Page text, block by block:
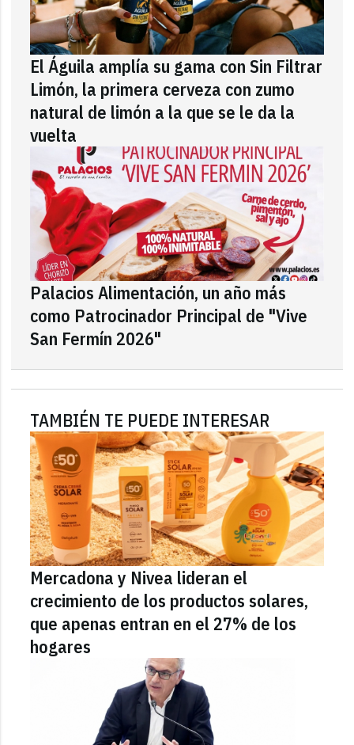
El Águila amplía su gama con Sin Filtrar
Limón, la primera cerveza con zumo
natural de limón a la que se le da la
vuelta
Palacios Alimentación, un año más
como Patrocinador Principal de "Vive
San Fermín 2026"
TAMBIÉN TE PUEDE INTERESAR
Mercadona y Nivea lideran el
crecimiento de los productos solares,
que apenas entran en el 27% de los
hogares